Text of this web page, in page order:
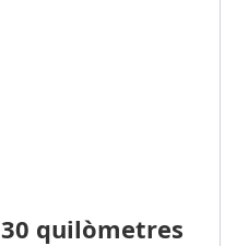
quilòmetres